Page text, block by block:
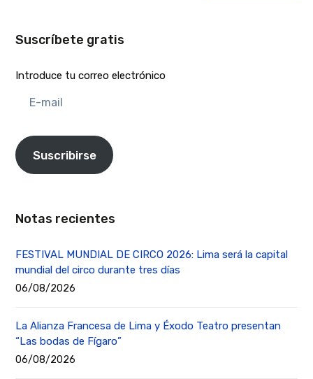
Suscríbete gratis
Introduce tu correo electrónico
mail
Suscribirse
Notas recientes
FESTIVAL MUNDIAL DE CIRCO 2026: Lima será la capital
mundial del circo durante tres días
06/08/2026
La Alianza Francesa de Lima y Éxodo Teatro presentan
“Las bodas de Fígaro”
06/08/2026